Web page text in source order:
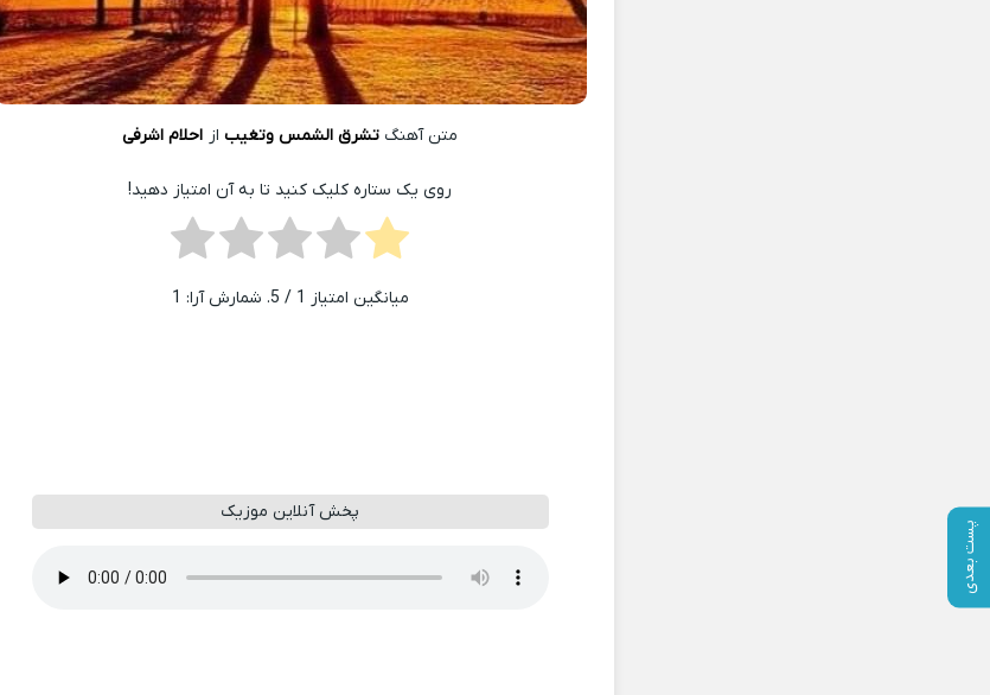
پست بعدی
متن آهنگ تشرق الشمس وتغيب از احلام اشرفی
روی یک ستاره کلیک کنید تا به آن امتیاز دهید!
میانگین امتیاز 1 / 5. شمارش آرا: 1
پخش آنلاین موزیک